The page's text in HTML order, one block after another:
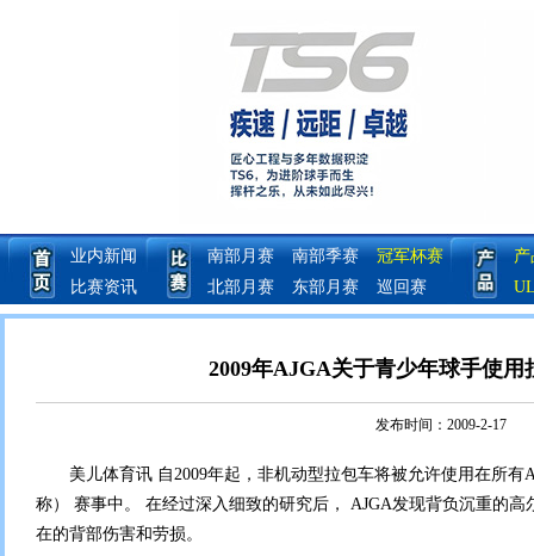
业内新闻
比赛资讯
南部月赛 南部季赛
冠军杯赛
北部月赛
东部月赛 巡回赛
产
2009年AJGA关于青少年球手使用
发布时间：2009-2-17
美儿体育讯 自2009年起，非机动型拉包车将被允许使用在所有
称） 赛事中。 在经过深入细致的研究后， AJGA发现背负沉重的
在的背部伤害和劳损。